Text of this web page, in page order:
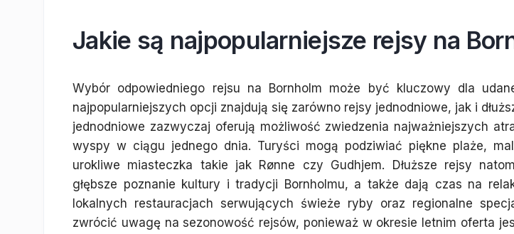
Jakie są najpopularniejsze rejsy na
Wybór odpowiedniego rejsu na Bornholm może być kluczowy dla
najpopularniejszych opcji znajdują się zarówno rejsy jednodniowe, jak i
jednodniowe zazwyczaj oferują możliwość zwiedzenia najważniejszych
wyspy w ciągu jednego dnia. Turyści mogą podziwiać piękne plaże,
urokliwe miasteczka takie jak Rønne czy Gudhjem. Dłuższe rejsy
głębsze poznanie kultury i tradycji Bornholmu, a także dają czas na
lokalnych restauracjach serwujących świeże ryby oraz regionalne
zwrócić uwagę na sezonowość rejsów, ponieważ w okresie letnim oferta